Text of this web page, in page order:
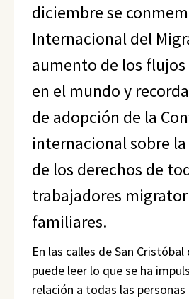
diciembre se
Internacional del
aumento de los
en el mundo y
de adopción de la
internacional sobre
de los derechos de
trabajadores
familiares.
En las calles de San Cristóbal
puede leer lo que se ha
relación a todas las